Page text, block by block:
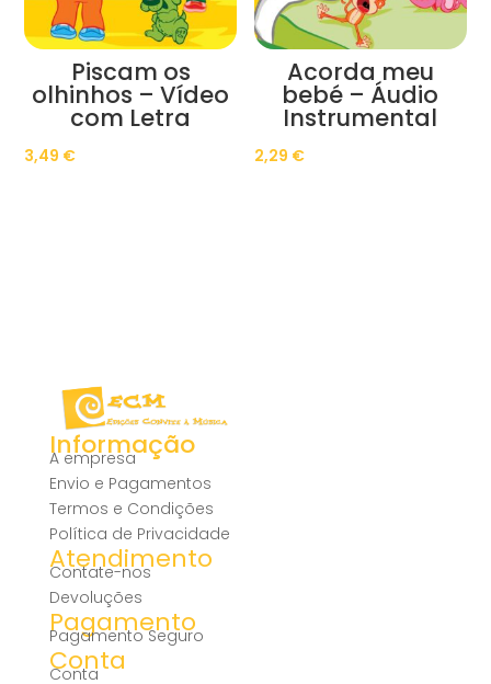
Piscam os
olhinhos – Vídeo
com Letra
3,49 €
Acorda meu
bebé – Áudio
Instrumental
2,29 €
Informação
A empresa
Envio e Pagamentos
Termos e Condições
Política de Privacidade
Atendimento
Contate-nos
Devoluções
Pagamento
Pagamento Seguro
Conta
Conta